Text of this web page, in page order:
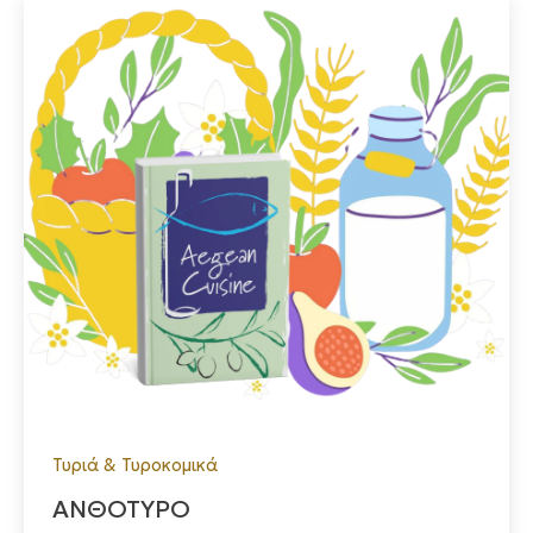
αλυσίδες σούπερ μάρκετ σε όλη την Ελλάδα αλλά και
σε delicatessen και επιλεγμένα καταστήματα.
Τυριά & Τυροκομικά
ΑΝΘΟΤΥΡΟ